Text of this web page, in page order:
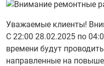
Уважаемые клиенты!
С 22:00 28.02.2025 по
времени будут
направленные на